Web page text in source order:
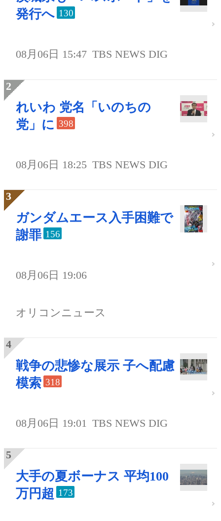
発行へ 130
08月06日 15:47 TBS NEWS DIG
れいわ 党名「いのちの
党」に 398
08月06日 18:25 TBS NEWS DIG
ガンダムエース入手困難で
謝罪 156
08月06日 19:06
オリコンニュース
戦争の悲惨な展示 子へ配慮
模索 318
08月06日 19:01 TBS NEWS DIG
大手の夏ボーナス 平均100
万円超 173